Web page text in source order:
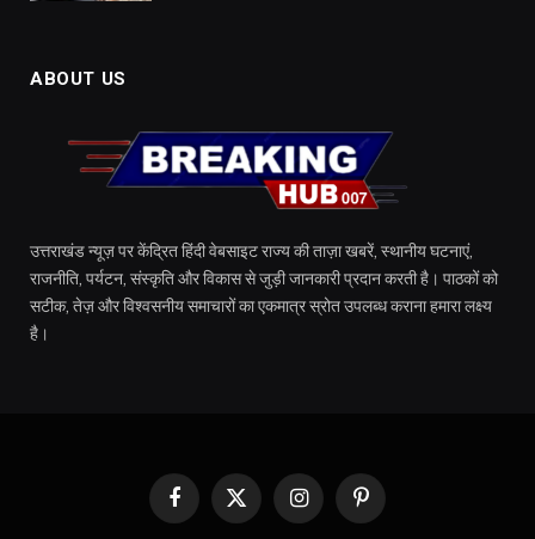
ABOUT US
उत्तराखंड न्यूज़ पर केंद्रित हिंदी वेबसाइट राज्य की ताज़ा खबरें, स्थानीय घटनाएं,
राजनीति, पर्यटन, संस्कृति और विकास से जुड़ी जानकारी प्रदान करती है। पाठकों को
सटीक, तेज़ और विश्वसनीय समाचारों का एकमात्र स्रोत उपलब्ध कराना हमारा लक्ष्य
है।
Facebook
X
InstagramPinterest